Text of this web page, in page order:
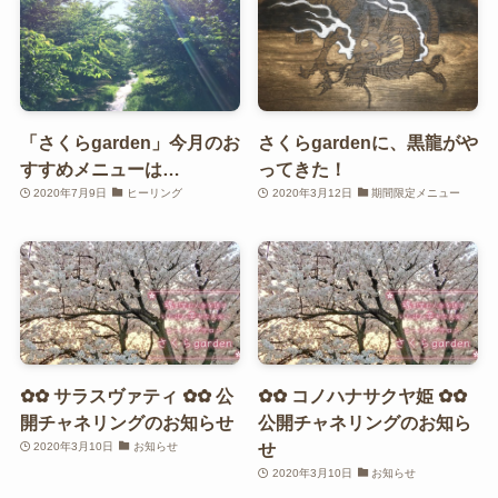
「さくらgarden」今月のお
すすめメニューは…
2020年7月9日 ヒーリング
さくらgardenに、黒龍がや
ってきた！
2020年3月12日 期間限定メニュー
✿✿ サラスヴァティ ✿✿ 公
開チャネリングのお知らせ
2020年3月10日 お知らせ
✿✿ コノハナサクヤ姫 ✿✿
公開チャネリングのお知ら
せ
2020年3月10日 お知らせ